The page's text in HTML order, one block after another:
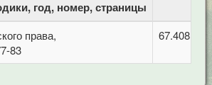
год, номер, страницы
права,
83
67.408